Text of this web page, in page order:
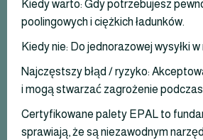
Kiedy warto: Gdy potrzebujesz
poolingowych i ciężkich ładunków.
Kiedy nie: Do jednorazowej wysyłki
Najczęstszy błąd / ryzyko:
i mogą stwarzać zagrożenie podczas
Certyfikowane palety EPAL to
sprawiają, że są niezawodnym